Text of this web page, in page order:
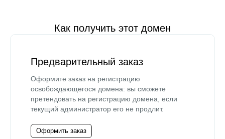
Как получить этот домен
Предварительный заказ
Оформите заказ на регистрацию
освобождающегося домена: вы сможете
претендовать на регистрацию домена, если
текущий администратор его не продлит.
Оформить заказ